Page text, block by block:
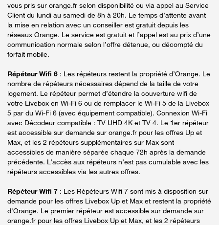
vous pris sur orange.fr selon disponibilité ou via appel au Service
Client du lundi au samedi de 8h à 20h. Le temps d’attente avant
la mise en relation avec un conseiller est gratuit depuis les
réseaux Orange. Le service est gratuit et l’appel est au prix d’une
communication normale selon l’offre détenue, ou décompté du
forfait mobile.
Répéteur Wifi 6 : Les répéteurs restent la propriété d’Orange. Le
nombre de répéteurs nécessaires dépend de la taille de votre
logement. Le répéteur permet d’étendre la couverture wifi de
votre Livebox en Wi-Fi 6 ou de remplacer le Wi-Fi 5 de la Livebox
5 par du Wi-Fi 6 (avec équipement compatible). Connexion Wi-Fi
avec Décodeur compatible : TV UHD 4K et TV 4. Le 1er répéteur
est accessible sur demande sur orange.fr pour les offres Up et
Max, et les 2 répéteurs supplémentaires sur Max sont
accessibles de manière séparée chaque 72h après la demande
précédente. L’accès aux répéteurs n’est pas cumulable avec les
répéteurs accessibles via les autres offres.
Répéteur Wifi 7 : Les Répéteurs Wifi 7 sont mis à disposition sur
demande pour les offres Livebox Up et Max et restent la propriété
d'Orange. Le premier répéteur est accessible sur demande sur
orange.fr pour les offres Livebox Up et Max, et les 2 répéteurs